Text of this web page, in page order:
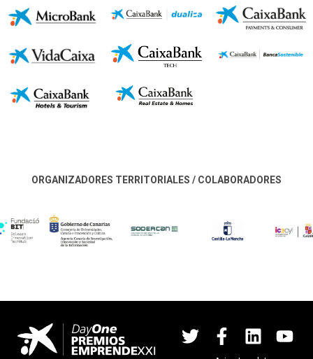
ORGANIZADORES TERRITORIALES / COLABORADORES